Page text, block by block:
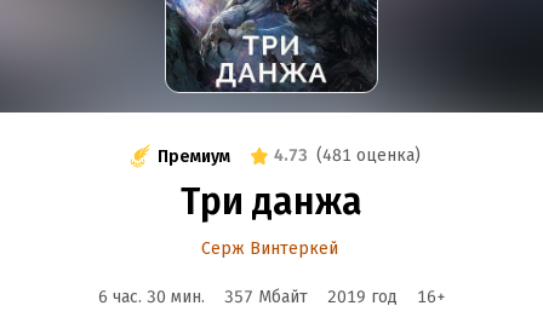
Премиум 4.73 (481 оценка)
Три данжа
Серж Винтеркей
6 час. 30 мин. 357 Мбайт 2019 год 16+